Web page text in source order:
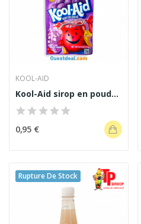
KOOL-AID
Kool-Aid sirop en poudre saveur raisin 3.9g
0,95 €
Rupture De Stock